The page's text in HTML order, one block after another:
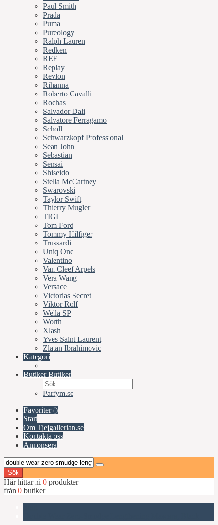
Paul Smith
Prada
Puma
Pureology
Ralph Lauren
Redken
REF
Replay
Revlon
Rihanna
Roberto Cavalli
Rochas
Salvador Dali
Salvatore Ferragamo
Scholl
Schwarzkopf Professional
Sean John
Sebastian
Sensai
Shiseido
Stella McCartney
Swarovski
Taylor Swift
Thierry Mugler
TIGI
Tom Ford
Tommy Hilfiger
Trussardi
Uniq One
Valentino
Van Cleef Arpels
Vera Wang
Versace
Victorias Secret
Viktor Rolf
Wella SP
Worth
Xlash
Yves Saint Laurent
Zlatan Ibrahimovic
Kategori
ButikerButiker
Parfym.se
Favoriter ()
Start
Om Tjejgallerian.se
Kontakta oss
Annonsera
Sök
Här hittar ni 0 produkter
från 0 butiker